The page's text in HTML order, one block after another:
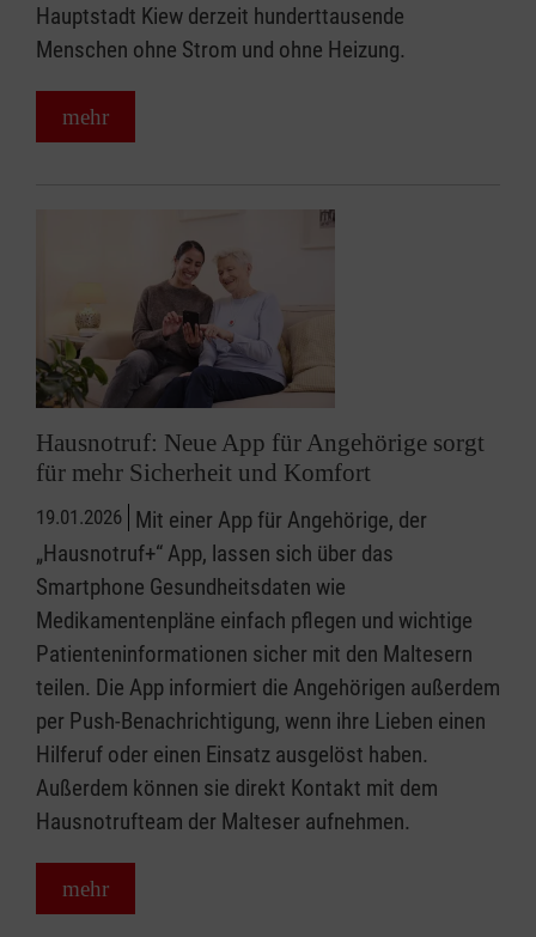
Hauptstadt Kiew derzeit hunderttausende
Menschen ohne Strom und ohne Heizung.
mehr
Hausnotruf: Neue App für Angehörige sorgt
für mehr Sicherheit und Komfort
19.01.2026 Mit einer App für Angehörige, der
„Hausnotruf+“ App, lassen sich über das
Smartphone Gesundheitsdaten wie
Medikamentenpläne einfach pflegen und wichtige
Patienteninformationen sicher mit den Maltesern
teilen. Die App informiert die Angehörigen außerdem
per Push-Benachrichtigung, wenn ihre Lieben einen
Hilferuf oder einen Einsatz ausgelöst haben.
Außerdem können sie direkt Kontakt mit dem
Hausnotrufteam der Malteser aufnehmen.
mehr